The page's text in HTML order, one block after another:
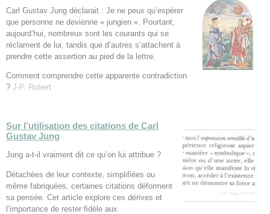
Carl Gustav Jung déclarait : Je ne peux qu’espérer
que personne ne devienne « jungien ». Pourtant,
aujourd’hui, nombreux sont les courants qui se
réclament de lui, tandis que d’autres s’attachent à
prendre cette assertion au pied de la lettre.
Comment comprendre cette apparente contradiction
? J-P. Robert
Sur l’utilisation des citations de Carl
Gustav Jung
Jung a-t-il vraiment dit ce qu’on lui attribue ?
Détachées de leur contexte, simplifiées ou
même fabriquées, certaines citations déforment
sa pensée. Cet article explore ces dérives et
l’importance de rester fidèle aux